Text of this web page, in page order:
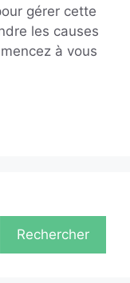
gérer cette
les causes
à vous
Rechercher